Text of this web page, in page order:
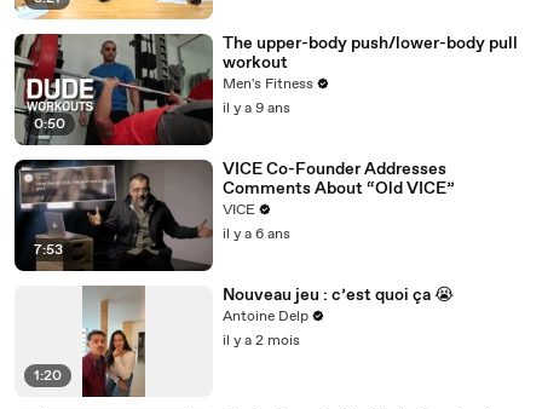
0:50
The upper-body push/lower-body pull
workout
Men's Fitness
il y a 9 ans
7:53
VICE Co-Founder Addresses
Comments About “Old VICE”
VICE
il y a 6 ans
1:20
Nouveau jeu : c’est quoi ça 😭
Antoine Delp
il y a 2 mois